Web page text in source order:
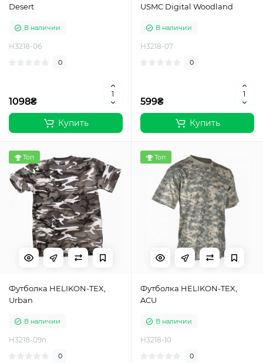
Desert
В наличии
H3218-06
0
1098₴
Купить
USMC Digital Woodland
В наличии
H3218-07
0
599₴
Купить
Топ
Футболка HELIKON-TEX,
Urban
В наличии
H3218-09n
0
Топ
Футболка HELIKON-TEX,
ACU
В наличии
H3218-10
0